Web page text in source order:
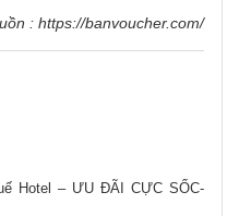
: https://banvoucher.com/
Hotel – ƯU ĐÃI CỰC SỐC-